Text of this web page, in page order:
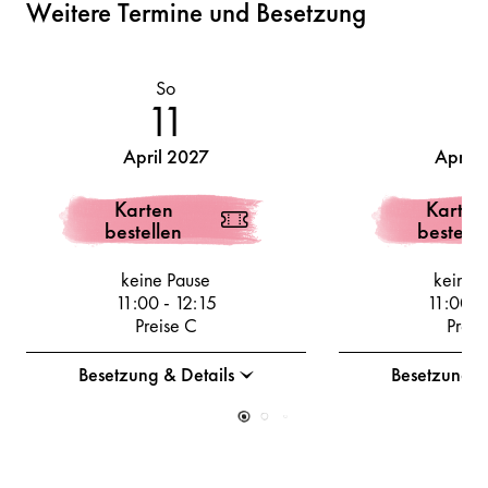
Weitere Termine und Besetzung
So
11
April 2027
Karten
bestellen
keine Pause
11:00- 12:15
Preise C
Besetzung & Details
April
Karten
keine
11:00
Besetzung